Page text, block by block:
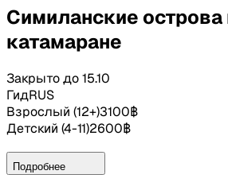
13:00 Острову № 9. Ко Пайя. Второе
трубкой
Остров №8. Ко Симилан.
обзорная площадка “Парус”. Обед
15:30Отбытие обратно в порт
16:50Прибытие в порт. Ужин и
18:30-20:00
07:00-08:00Трансфер из отеля в
зависимости от района
Завтрак на пирсе
09:00Отправление с пирса на
10:20Остров №8. Ко Симилан.
обзорная площадка “Парус”
11:20Остров №9. Ко Бангу. Купание
Симиланские острова
катамаране
Закрыто до 15.10
ГидRUS
Взрослый (12+)3100฿
Детский (4-11)2600฿
Подробнее